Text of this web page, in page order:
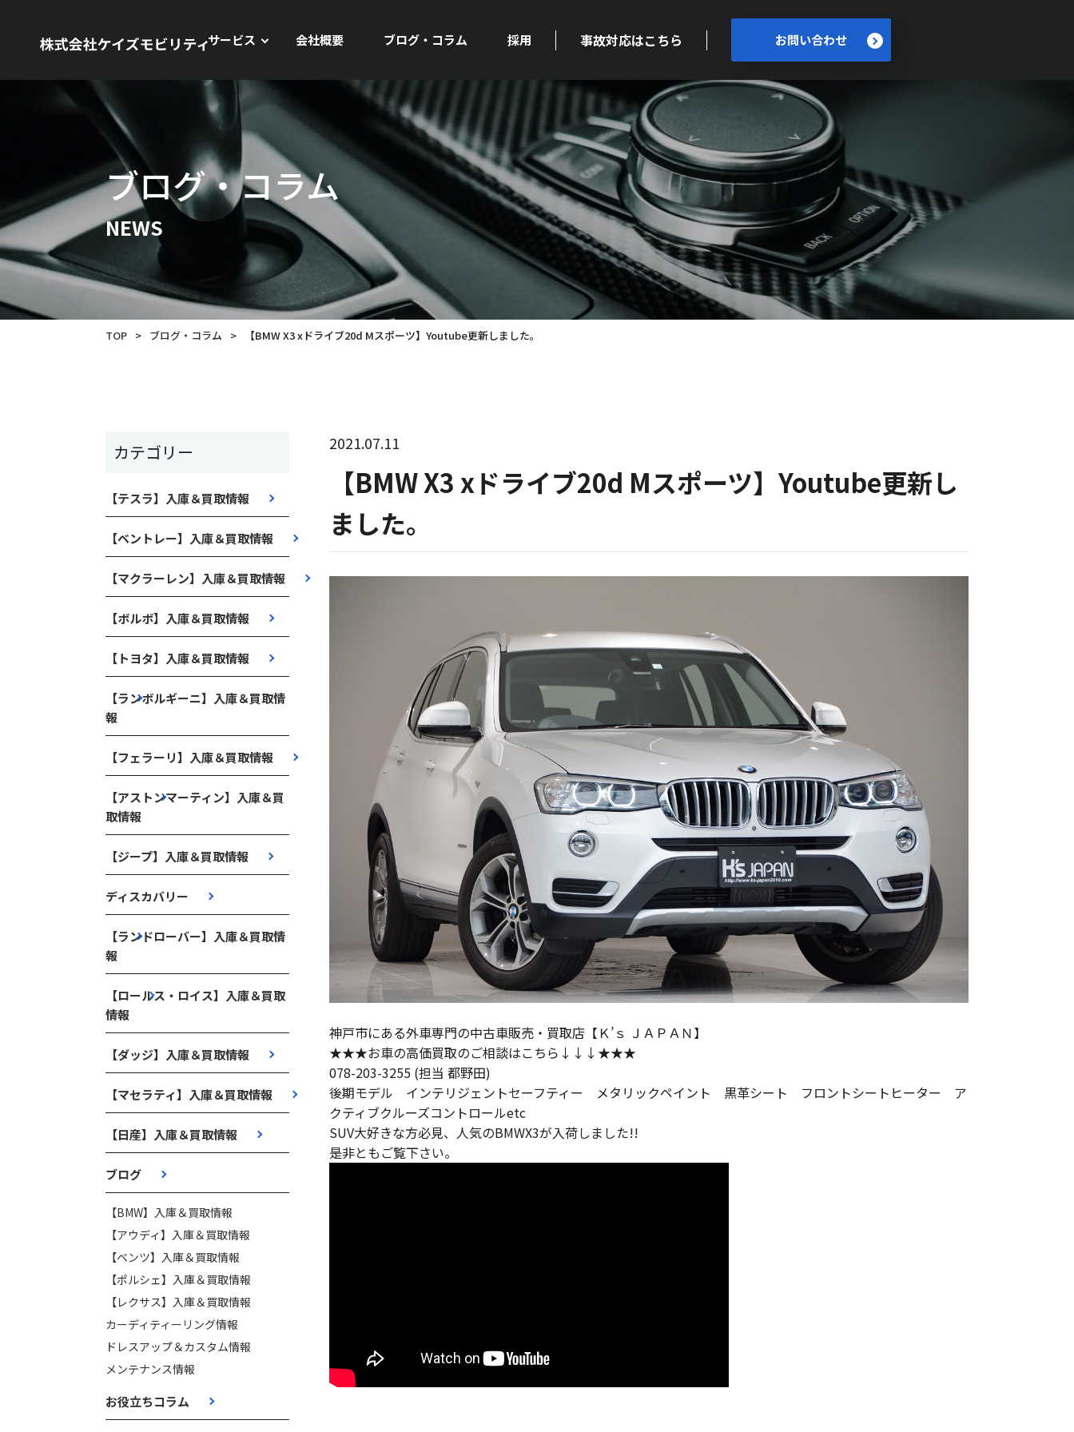
サービス 会社概要 ブログ・コラム 採用 事故対応はこちら お問い合わせ
ブログ・コラム
NEWS
TOP > ブログ・コラム > 【BMW X3 xドライブ20d Mスポーツ】Youtube更新しました。
カテゴリー
【テスラ】入庫＆買取情報
【ベントレー】入庫＆買取情報
【マクラーレン】入庫＆買取情報
【ボルボ】入庫＆買取情報
【トヨタ】入庫＆買取情報
【ランボルギーニ】入庫＆買取情
報
【フェラーリ】入庫＆買取情報
【アストンマーティン】入庫＆買
取情報
【ジープ】入庫＆買取情報
ディスカバリー
【ランドローバー】入庫＆買取情
報
【ロールス・ロイス】入庫＆買取
情報
【ダッジ】入庫＆買取情報
【マセラティ】入庫＆買取情報
【日産】入庫＆買取情報
ブログ
【BMW】入庫＆買取情報
【アウディ】入庫＆買取情報
【ベンツ】入庫＆買取情報
【ポルシェ】入庫＆買取情報
【レクサス】入庫＆買取情報
カーディティーリング情報
ドレスアップ＆カスタム情報
メンテナンス情報
お役立ちコラム
2021.07.11
【BMW X3 xドライブ20d Mスポーツ】Youtube更新し
ました。
神戸市にある外車専門の中古車販売・買取店【Ｋ’ｓ ＪＡＰＡＮ】
★★★お車の高価買取のご相談はこちら↓↓↓★★★
078-203-3255 (担当 都野田)
後期モデル インテリジェントセーフティー メタリックペイント 黒革シート フロントシートヒーター ア
クティブクルーズコントロールetc
SUV大好きな方必見、人気のBMWX3が入荷しました!!
是非ともご覧下さい。